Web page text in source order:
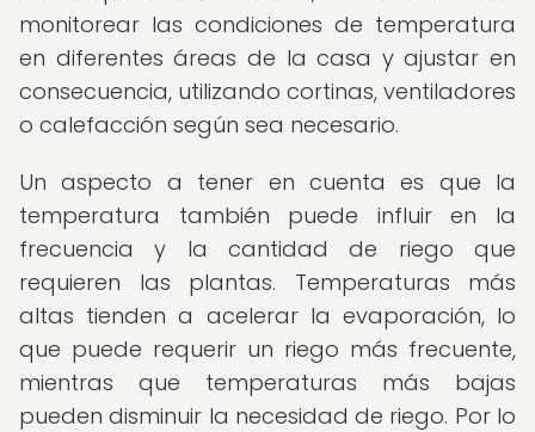
monitorear las condiciones de temperatura
en diferentes áreas de la casa y ajustar en
consecuencia, utilizando cortinas, ventiladores
o calefacción según sea necesario.
Un aspecto a tener en cuenta es que la
temperatura también puede influir en la
frecuencia y la cantidad de riego que
requieren las plantas. Temperaturas más
altas tienden a acelerar la evaporación, lo
que puede requerir un riego más frecuente,
mientras que temperaturas más bajas
pueden disminuir la necesidad de riego. Por lo